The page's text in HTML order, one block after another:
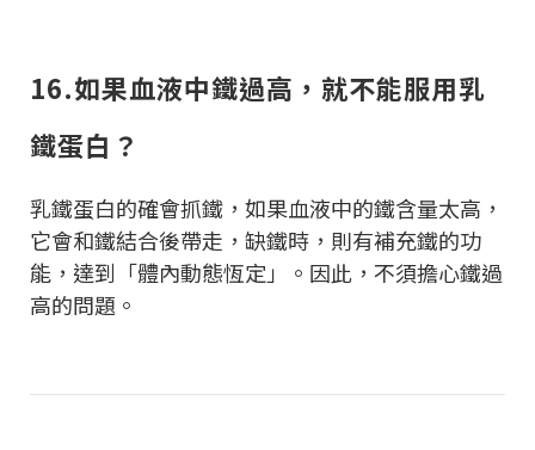
16.如果血液中鐵過高，就不能服用乳
鐵蛋白？
乳鐵蛋白的確會抓鐵，如果血液中的鐵含量太高，
它會和鐵結合後帶走，缺鐵時，則有補充鐵的功
能，達到「體內動態恆定」。因此，不須擔心鐵過
高的問題。